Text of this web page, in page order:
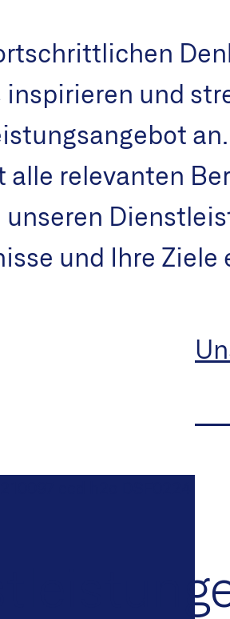
inspirieren und
relevanten
und Ihre Ziele